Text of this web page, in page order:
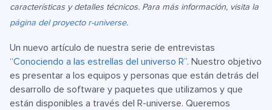
características y detalles técnicos. Para más información, visita la
página del proyecto r-universe.
Un nuevo artículo de nuestra serie de entrevistas
“Conociendo a las estrellas del universo R”. Nuestro objetivo
es presentar a los equipos y personas que están detrás del
desarrollo de software y paquetes que utilizamos y que
están disponibles a través del R-universe. Queremos